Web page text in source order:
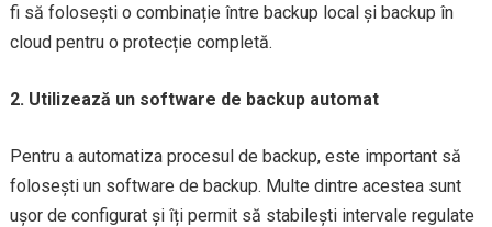
fi să folosești o combinație între backup local și backup în
cloud pentru o protecție completă.
2. Utilizează un software de backup automat
Pentru a automatiza procesul de backup, este important să
folosești un software de backup. Multe dintre acestea sunt
ușor de configurat și îți permit să stabilești intervale regulate